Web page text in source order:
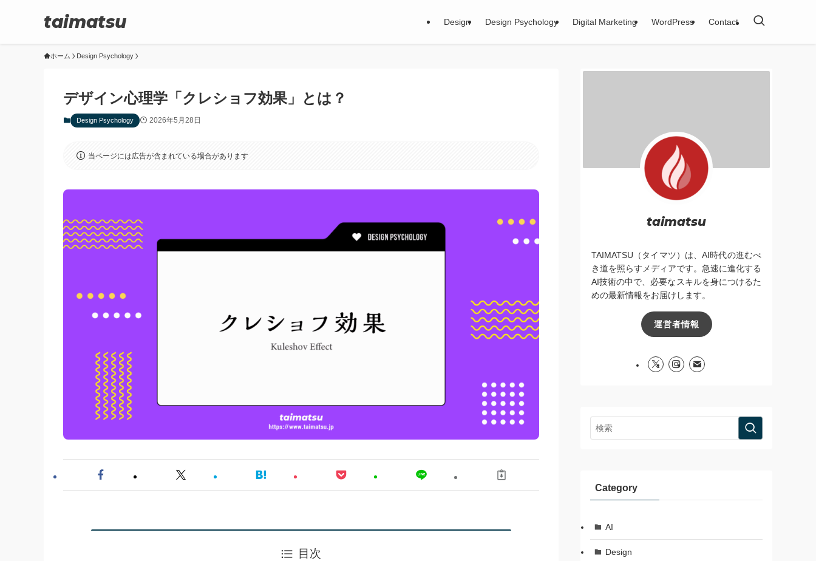
taimatsu Design Design Psychology Digital Marketing WordPress Contact
ホーム Design Psychology
デザイン心理学「クレショフ効果」とは？
Design Psychology 2026年5月28日
当ページには広告が含まれている場合があります
目次
taimatsu
TAIMATSU（タイマツ）は、AI時代の進むべ
き道を照らすメディアです。急速に進化する
AI技術の中で、必要なスキルを身につけるた
めの最新情報をお届けします。
運営者情報
Category
AI
Design